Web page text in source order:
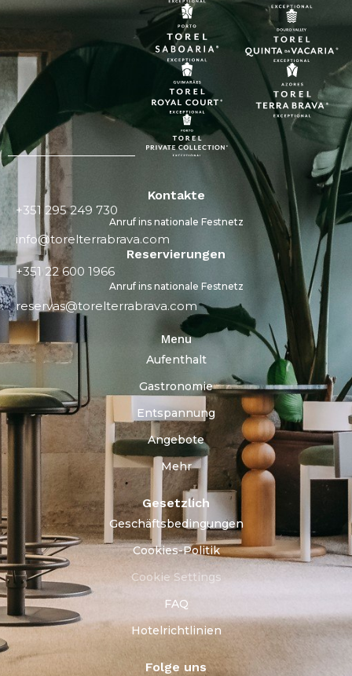
Kontakte
+351 295 249 730
Anruf ins nationale Festnetz
info@torelterrabrava.com
Reservierungen
+351 22 600 1966
Anruf ins nationale Festnetz
reservas@torelterrabrava.com
Menu
Aufenthalt
Gastronomie
Entspannung
Angebote
Mehr
Gesetzlich
Geschäftsbedingungen
Cookies-Politik
Cookie Settings
FAQ
Hotelrichtlinien
Folge uns